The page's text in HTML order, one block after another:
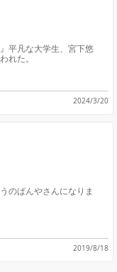
平凡な大学生、宮下悠
れた。
2024/3/20
のぱんやさんになりま
2019/8/18